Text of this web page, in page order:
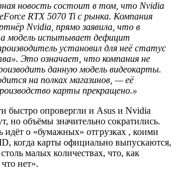
новость состоит в том, что Nvidia
RTX 5070 Ti с рынка. Компания
Nvidia, прямо заявила, что в
модель испытывает дефицит
установил для неё статус
Это означает, что компания не
данную модель видеокарты.
на полках магазинов, — её
карты прекращено.»
быстро опровергли и Asus и Nvidia
но объёмы значительно сократились.
идёт о «бумажных» отгрузках , коими
когда карты официально выпускаются,
малых количествах, что, как
нет».